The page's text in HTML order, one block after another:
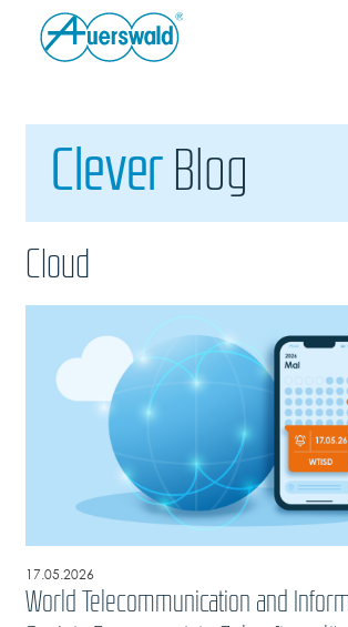
Clever Blog
Cloud
17.05.2026
World Telecommunication and